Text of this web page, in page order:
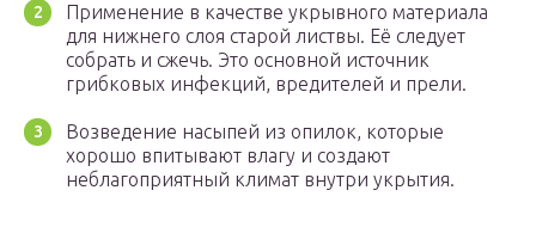
Применение в качестве укрывного материала
для нижнего слоя старой листвы. Её следует
собрать и сжечь. Это основной источник
грибковых инфекций, вредителей и прели.
Возведение насыпей из опилок, которые
хорошо впитывают влагу и создают
неблагоприятный климат внутри укрытия.